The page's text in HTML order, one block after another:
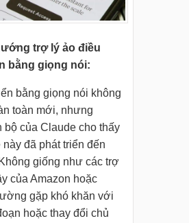
trợ lý ảo điều
bằng giọng nói:
bằng giọng nói không
toàn mới, nhưng
bộ của Claude cho thấy
đã phát triển đến
giống như các trợ
của Amazon hoặc
gặp khó khăn với
hoặc thay đổi chủ